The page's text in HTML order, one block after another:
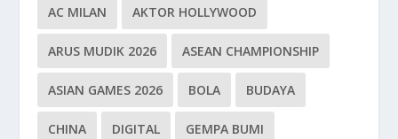
AC MILAN AKTOR HOLLYWOOD
ARUS MUDIK 2026 ASEAN CHAMPIONSHIP
ASIAN GAMES 2026 BOLA BUDAYA
CHINA DIGITAL GEMPA BUMI